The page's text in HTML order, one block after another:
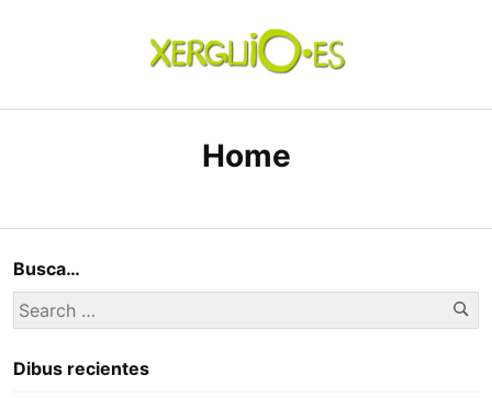
xerguio.ES | ilustración
Home
Busca…
Search
for:
Dibus recientes